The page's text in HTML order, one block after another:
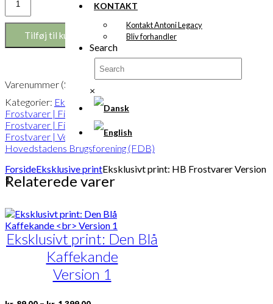
KONTAKT
Kontakt Antoni Legacy
Bliv forhandler
Search
×
ForsideEksklusive printEksklusivt print: HB Frostvarer Version
1
print:
HB
Frostvarer
Version
Tilføj til kurv
Varenummer (SKU):
Kategorier: Eksklusive print
Frostvarer | Findes i 2 versioner
Frostvarer | Findes i 2 versioner
Frostvarer | Version 1
FDB,
Hovedstadens Brugsforening (FDB)
Relaterede varer
Eksklusivt print: Den Blå
Kaffekande
Version 1
Prisinterval:
Dette